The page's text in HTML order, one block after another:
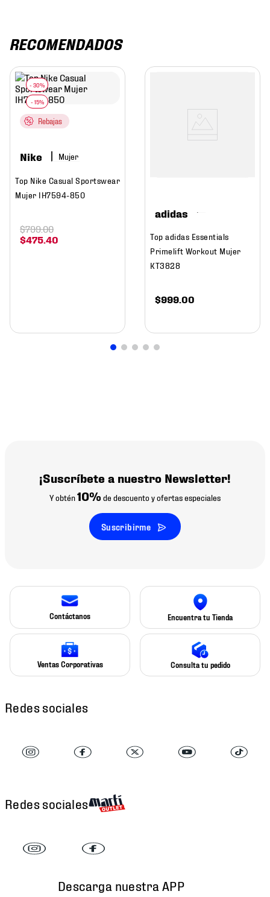
RECOMENDADOS
Rebajas
Nike Mujer
Top Nike Casual Sportswear
Mujer IH7594-850
$475 40
$799.00
adidas
Top adidas Essentials
Primelift Workout Mujer
KT3828
$999 00
¡Suscríbete a nuestro Newsletter!
Y obtén10% de descuento y ofertas especiales
Suscribirme
Contáctanos Encuentra tu Tienda
Ventas Corporativas Consulta tu pedido
Redes sociales
Redes sociales
Descarga nuestra APP